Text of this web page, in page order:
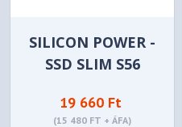
SILICON POWER -
SSD SLIM S56
SP240GBSS3S56B25
19 660 Ft
(15 480 FT + ÁFA)